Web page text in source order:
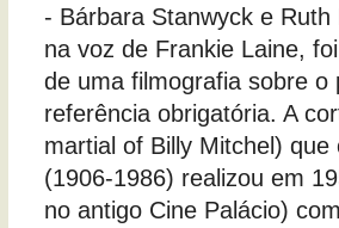
- Bárbara Stanwyck e
na voz de Frankie Laine,
de uma filmografia sobre
referência obrigatória. A
martial of Billy Mitchel)
(1906-1986) realizou em
no antigo Cine Palácio)